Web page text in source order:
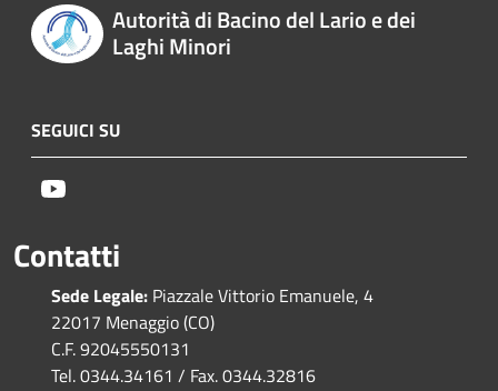
Autorità di Bacino del Lario e dei
Laghi Minori
SEGUICI SU
Contatti
Sede Legale: Piazzale Vittorio Emanuele, 4
22017 Menaggio (CO)
C.F. 92045550131
Tel. 0344.34161 / Fax. 0344.32816